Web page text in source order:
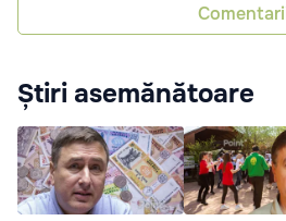
Știri asemănătoare